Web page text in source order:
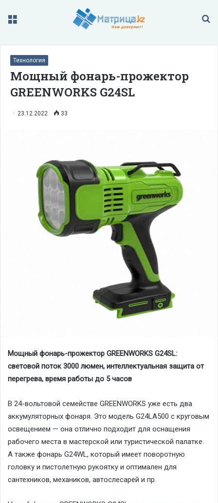
Меню
Технология
Мощный фонарь-прожектор
GREENWORKS G24SL
23.12.2022 33
Мощный фонарь-прожектор GREENWORKS G24SL:
световой поток 3000 люмен, интеллектуальная защита от
перегрева, время работы до 5 часов
В 24-вольтовой семействе GREENWORKS уже есть два
аккумуляторных фонаря. Это модель G24LA500 с круговым
освещением — она отлично подходит для оснащения
рабочего места в мастерской или туристической палатке.
А также фонарь G24WL, который имеет поворотную
головку и пистолетную рукоятку и оптимален для
сантехников, механиков, автослесарей и пр.